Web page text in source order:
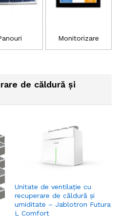
Monitorizare
de căldură și
Unitate de ventilație cu
recuperare de căldură și
umiditate – Jablotron Futura
L Comfort